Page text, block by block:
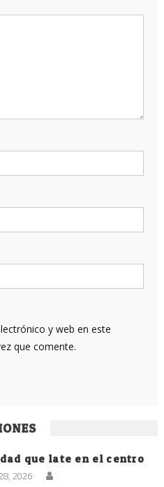
y web en este
que comente.
que late en el centro
2026